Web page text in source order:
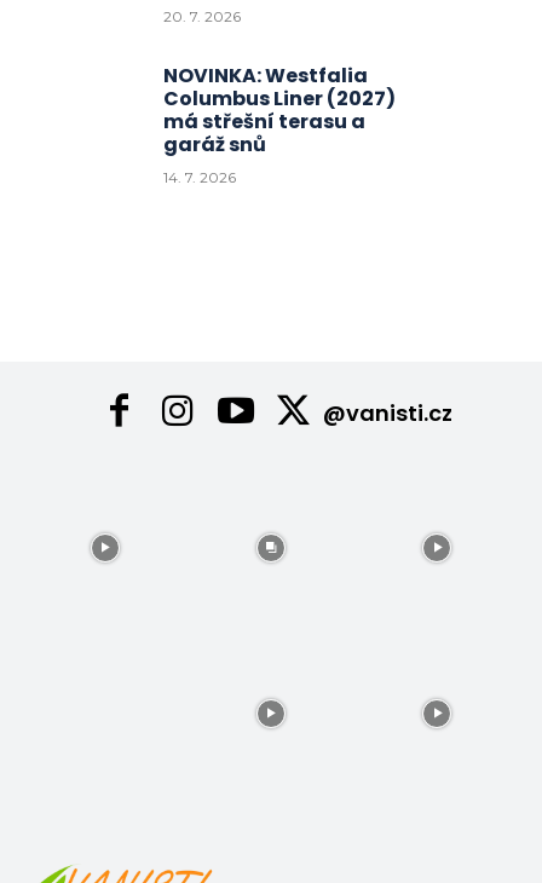
20. 7. 2026
NOVINKA: Westfalia
Columbus Liner (2027)
má střešní terasu a
garáž snů
14. 7. 2026
@vanisti.cz